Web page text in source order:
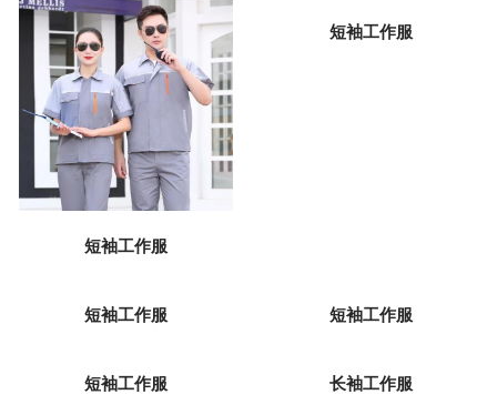
短袖工作服
短袖工作服
短袖工作服 短袖工作服
短袖工作服 长袖工作服